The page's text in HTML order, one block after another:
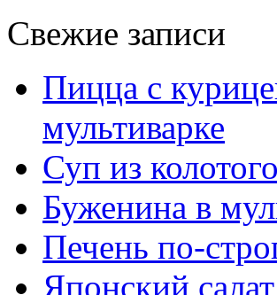
Свежие записи
Пицца с
мультиварке
Суп из
Буженина в
Печень по-
Японский